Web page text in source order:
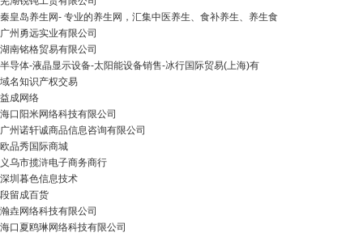
秦皇岛养生网- 专业的养生网，汇集中医养生、食补养生、养生食
广州勇远实业有限公司
湖南铭格贸易有限公司
半导体-液晶显示设备-太阳能设备销售-冰行国际贸易(上海)有
域名知识产权交易
益成网络
海口阳米网络科技有限公司
广州诺轩诚商品信息咨询有限公司
欧品秀国际商城
义乌市揽浒电子商务商行
深圳暮色信息技术
段留成百货
瀚垚网络科技有限公司
海口夏鸥琳网络科技有限公司